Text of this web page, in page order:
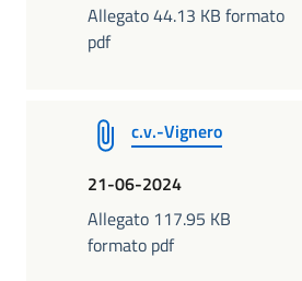
Allegato 44.13 KB formato
pdf
c.v.-Vignero
21-06-2024
Allegato 117.95 KB
formato pdf